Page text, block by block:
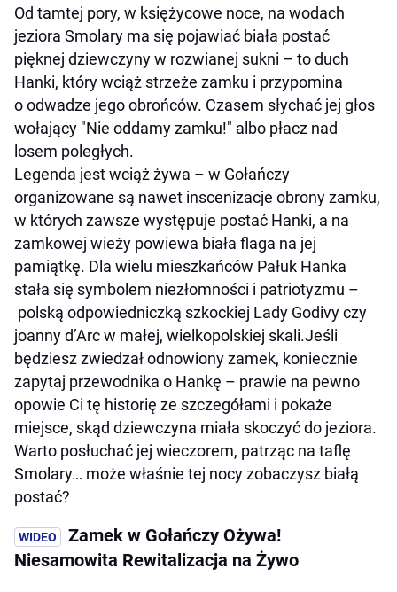
Od tamtej pory, w księżycowe noce, na wodach
jeziora Smolary ma się pojawiać biała postać
pięknej dziewczyny w rozwianej sukni – to duch
Hanki, który wciąż strzeże zamku i przypomina
o odwadze jego obrońców. Czasem słychać jej głos
wołający "Nie oddamy zamku!" albo płacz nad
losem poległych.
Legenda jest wciąż żywa – w Gołańczy
organizowane są nawet inscenizacje obrony zamku,
w których zawsze występuje postać Hanki, a na
zamkowej wieży powiewa biała flaga na jej
pamiątkę. Dla wielu mieszkańców Pałuk Hanka
stała się symbolem niezłomności i patriotyzmu –
polską odpowiedniczką szkockiej Lady Godivy czy
joanny d’Arc w małej, wielkopolskiej skali.Jeśli
będziesz zwiedzał odnowiony zamek, koniecznie
zapytaj przewodnika o Hankę – prawie na pewno
opowie Ci tę historię ze szczegółami i pokaże
miejsce, skąd dziewczyna miała skoczyć do jeziora.
Warto posłuchać jej wieczorem, patrząc na taflę
Smolary… może właśnie tej nocy zobaczysz białą
postać?
Zamek w Gołańczy Ożywa!
Niesamowita Rewitalizacja na Żywo